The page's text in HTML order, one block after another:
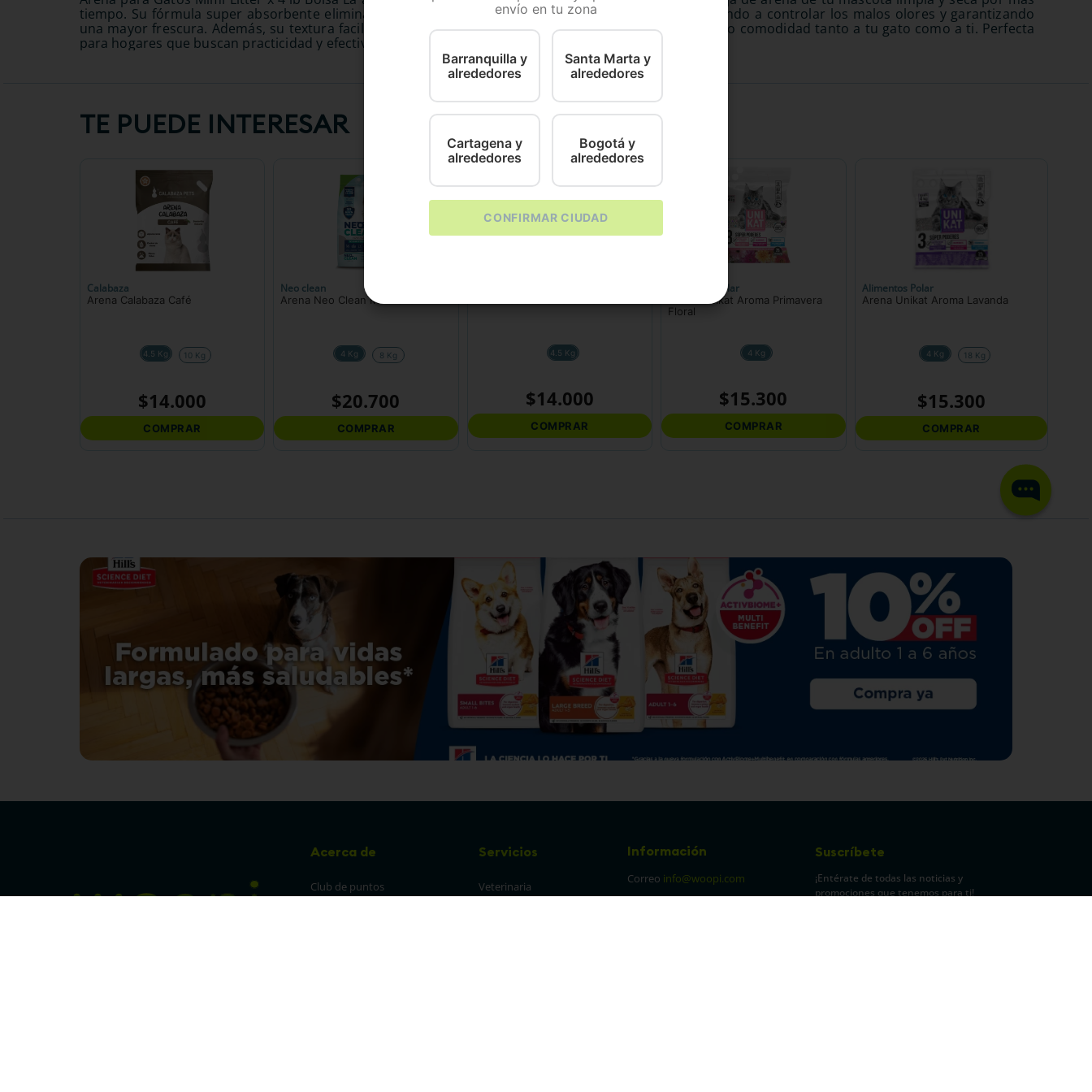
tiempo. Su fórmula super absorbente elimina eficazmente la humedad de la orina y desechos, ayudando a controlar los malos olores y garantizando
una mayor frescura. Además, su textura facilita la limpieza y asegura una caja siempre seca, brindando comodidad tanto a tu gato como a ti. Perfecta
para hogares que buscan practicidad y efectividad en el cuidado de sus mascotas.
TE PUEDE INTERESAR
Calabaza
Arena Calabaza Café
4.5 Kg 10 Kg
$14.000
COMPRAR
Neo clean
Arena Neo Clean Manzana
4 Kg 8 Kg
$20.700
COMPRAR
4.5 Kg
$14.000
COMPRAR
Alimentos Polar
Arena Unikat Aroma Primavera
Floral
4 Kg
$15.300
COMPRAR
Alimentos Polar
Arena Unikat Aroma Lavanda
4 Kg 18 Kg
$15.300
COMPRAR
Acerca de
Club de puntos
Servicios
Veterinaria
Información
Correo info@woopi.com
Suscríbete
¡Entérate de todas las noticias y
promociones que tenemos para ti!
envío en tu zona
Barranquilla y
alrededores
Santa Marta y
alrededores
Cartagena y
alrededores
Bogotá y
alrededores
CONFIRMAR CIUDAD